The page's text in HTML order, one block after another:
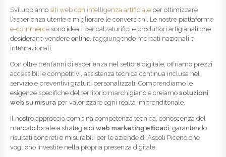
Sviluppiamo siti web con intelligenza artificiale per ottimizzare
l’esperienza utente e migliorare le conversioni. Le nostre piattaforme
e-commerce sono ideali per calzaturifici e produttori artigianali che
desiderano vendere online, raggiungendo mercati nazionali e
internazionali.
Con oltre trent’anni di esperienza nel settore digitale, offriamo prezzi
accessibili e competitivi, assistenza tecnica continua inclusa nel
servizio e preventivi gratuiti personalizzati. Comprendiamo le
esigenze specifiche del territorio marchigiano e creiamo soluzioni
web su misura per valorizzare ogni realtà imprenditoriale.
Il nostro approccio combina competenza tecnica, conoscenza del
mercato locale e strategie di web marketing efficaci, garantendo
risultati concreti e misurabili per le aziende di Ascoli Piceno che
vogliono investire nella propria presenza digitale.